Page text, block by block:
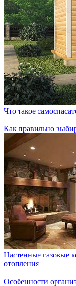
Что такое
Как правильно
Настенные газовые
отопления
Особенности